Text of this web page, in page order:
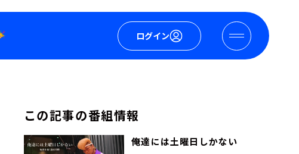
ログイン
この記事の番組情報
俺達には土曜日しかない